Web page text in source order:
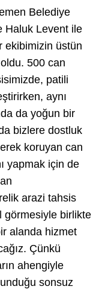
Belediye
Haluk Levent ile
ekibimizin üstün
500 can
patili
aynı
da yoğun bir
bizlere dostluk
koruyan can
yapmak için de
arazi tahsis
görmesiyle birlikte
alanda hizmet
Çünkü
ahengiyle
sonsuz